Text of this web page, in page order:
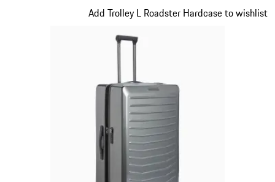
Add Trolley L Roadster Hardcase to wishlist